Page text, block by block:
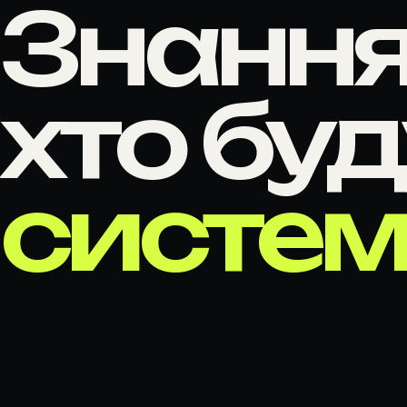
КОРПОРАТИВНІ САЙТИ
ІНТЕРНЕТ-МАГАЗИНИ
МАРКЕТПЛЕЙСИ ТА
ВЕБПЛАТФОРМИ
РЕДИЗАЙН САЙТІВ
хто